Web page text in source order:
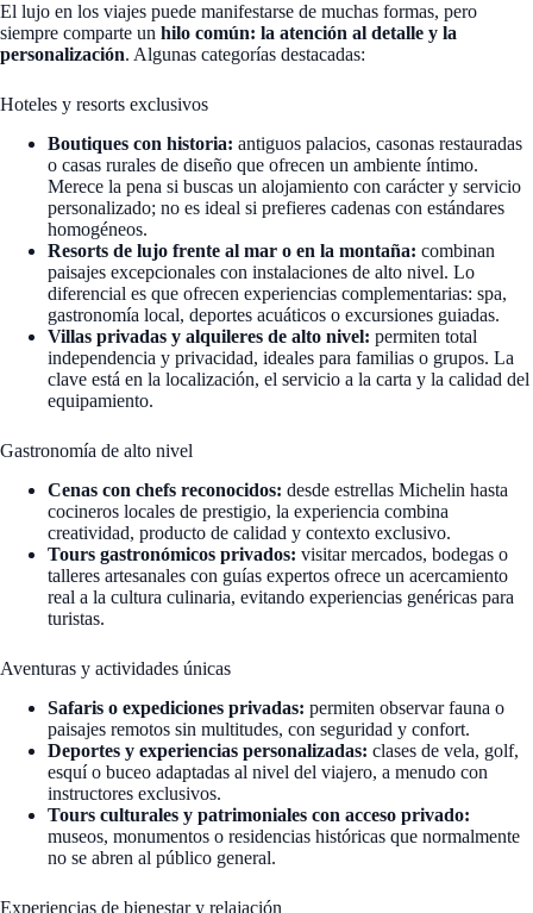
El lujo en los viajes puede manifestarse de muchas formas, pero
siempre comparte un hilo común: la atención al detalle y la
personalización. Algunas categorías destacadas:
Hoteles y resorts exclusivos
Boutiques con historia: antiguos palacios, casonas restauradas
o casas rurales de diseño que ofrecen un ambiente íntimo.
Merece la pena si buscas un alojamiento con carácter y servicio
personalizado; no es ideal si prefieres cadenas con estándares
homogéneos.
Resorts de lujo frente al mar o en la montaña: combinan
paisajes excepcionales con instalaciones de alto nivel. Lo
diferencial es que ofrecen experiencias complementarias: spa,
gastronomía local, deportes acuáticos o excursiones guiadas.
Villas privadas y alquileres de alto nivel: permiten total
independencia y privacidad, ideales para familias o grupos. La
clave está en la localización, el servicio a la carta y la calidad del
equipamiento.
Gastronomía de alto nivel
Cenas con chefs reconocidos: desde estrellas Michelin hasta
cocineros locales de prestigio, la experiencia combina
creatividad, producto de calidad y contexto exclusivo.
Tours gastronómicos privados: visitar mercados, bodegas o
talleres artesanales con guías expertos ofrece un acercamiento
real a la cultura culinaria, evitando experiencias genéricas para
turistas.
Aventuras y actividades únicas
Safaris o expediciones privadas: permiten observar fauna o
paisajes remotos sin multitudes, con seguridad y confort.
Deportes y experiencias personalizadas: clases de vela, golf,
esquí o buceo adaptadas al nivel del viajero, a menudo con
instructores exclusivos.
Tours culturales y patrimoniales con acceso privado:
museos, monumentos o residencias históricas que normalmente
no se abren al público general.
Experiencias de bienestar y relajación